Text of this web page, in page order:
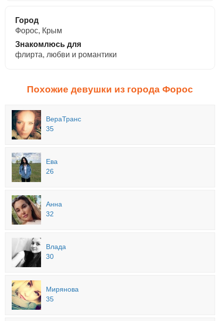
Город
Форос, Крым
Знакомлюсь для
флирта, любви и романтики
Похожие девушки из города Форос
ВераТранс
35
Ева
26
Анна
32
Влада
30
Мирянова
35